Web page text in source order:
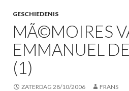
GESCHIEDENIS
MÃ©MOIRES
EMMANUEL
(1)
ZATERDAG 28/10/2006 FRANS